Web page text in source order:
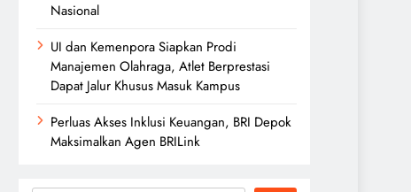
Nasional
UI dan Kemenpora Siapkan Prodi
Manajemen Olahraga, Atlet Berprestasi
Dapat Jalur Khusus Masuk Kampus
Perluas Akses Inklusi Keuangan, BRI Depok
Maksimalkan Agen BRILink